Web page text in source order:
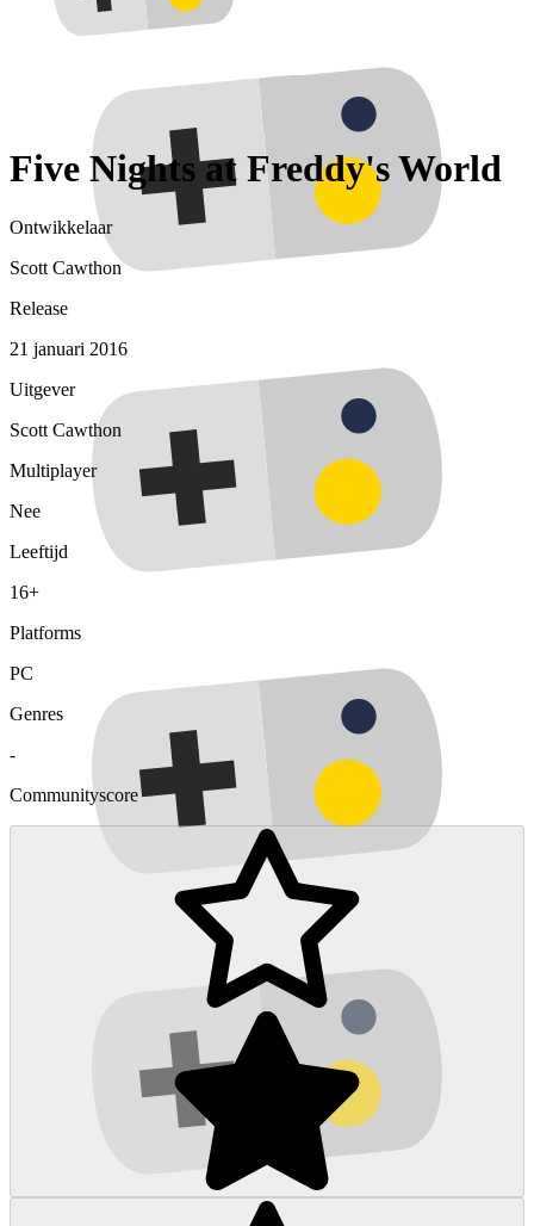
Five Nights at Freddy's World
Ontwikkelaar
Scott Cawthon
Release
21 januari 2016
Uitgever
Scott Cawthon
Multiplayer
Nee
Leeftijd
16+
Platforms
PC
Genres
-
Communityscore